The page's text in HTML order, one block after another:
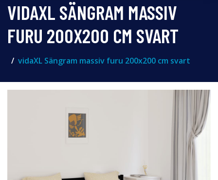
VIDAXL SÄNGRAM MASSIV
FURU 200X200 CM SVART
vidaXL Sängram massiv furu 200x200 cm svart